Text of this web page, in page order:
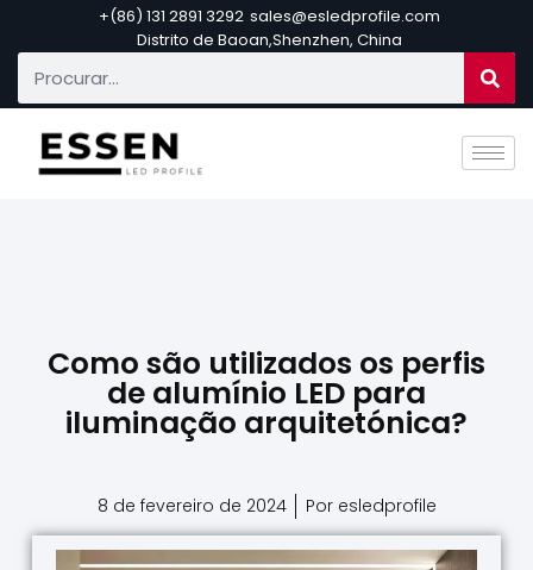
+(86) 131 2891 3292 sales@esledprofile.com
Distrito de Baoan,Shenzhen, China
Como são utilizados os perfis
de alumínio LED para
iluminação arquitetónica?
8 de fevereiro de 2024 Por esledprofile